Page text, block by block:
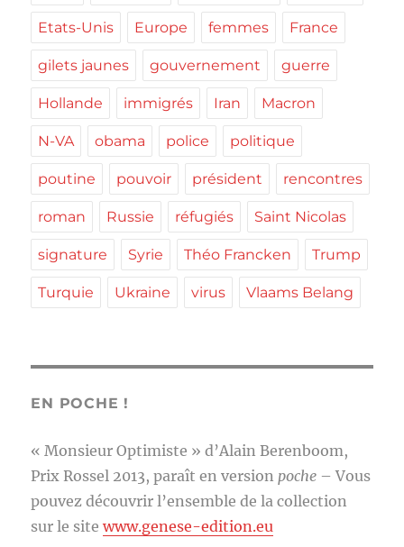
Etats-Unis Europe femmes France
gilets jaunes gouvernement guerre
Hollande immigrés Iran Macron
N-VA obama police politique
poutine pouvoir président rencontres
roman Russie réfugiés Saint Nicolas
signature Syrie Théo Francken Trump
Turquie Ukraine virus Vlaams Belang
EN POCHE !
« Monsieur Optimiste » d’Alain Berenboom,
Prix Rossel 2013, paraît en version poche – Vous
pouvez découvrir l’ensemble de la collection
sur le sitewww.genese-edition.eu